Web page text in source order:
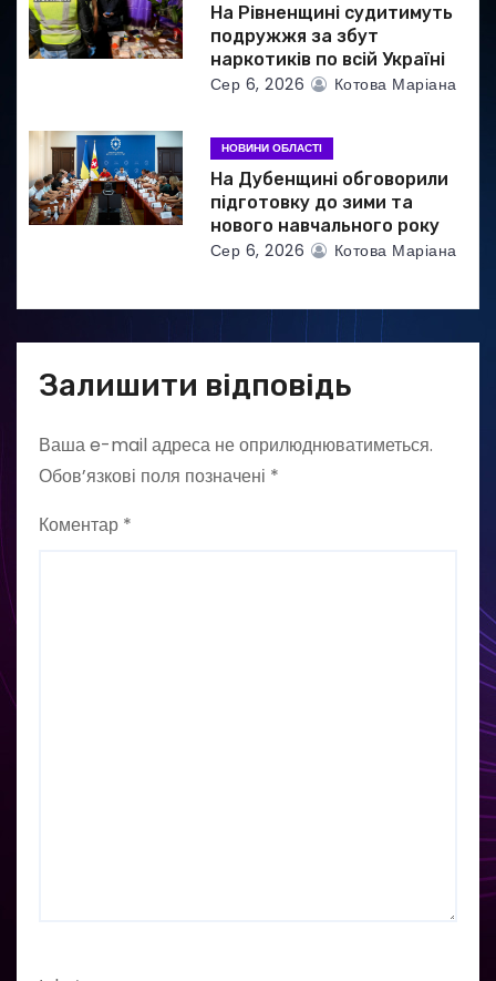
На Рівненщині судитимуть
подружжя за збут
наркотиків по всій Україні
Сер 6, 2026 Котова Маріана
НОВИНИ ОБЛАСТІ
На Дубенщині обговорили
підготовку до зими та
нового навчального року
Сер 6, 2026 Котова Маріана
Залишити відповідь
Ваша e-mail адреса не оприлюднюватиметься.
Обов’язкові поля позначені *
Коментар *